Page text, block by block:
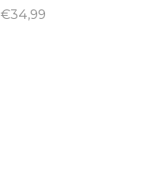
€34,99